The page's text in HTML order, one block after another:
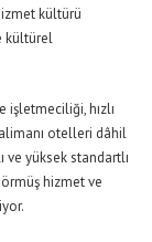
kültürü
kültürel
işletmeciliği, hızlı
otelleri dâhil
ve yüksek standartlı
hizmet ve